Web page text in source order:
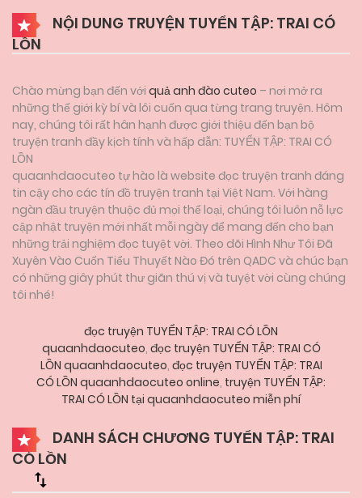
NỘI DUNG TRUYỆN TUYỂN TẬP: TRAI CÓ
LỒN
Chào mừng bạn đến với quả anh đào cuteo – nơi mở ra
những thế giới kỳ bí và lôi cuốn qua từng trang truyện. Hôm
nay, chúng tôi rất hân hạnh được giới thiệu đến bạn bộ
truyện tranh đầy kịch tính và hấp dẫn: TUYỂN TẬP: TRAI CÓ
LỒN
quaanhdaocuteo tự hào là website đọc truyện tranh đáng
tin cậy cho các tín đồ truyện tranh tại Việt Nam. Với hàng
ngàn đầu truyện thuộc đủ mọi thể loại, chúng tôi luôn nỗ lực
cập nhật truyện mới nhất mỗi ngày để mang đến cho bạn
những trải nghiệm đọc tuyệt vời. Theo dõi Hình Như Tôi Đã
Xuyên Vào Cuốn Tiểu Thuyết Nào Đó trên QADC và chúc bạn
có những giây phút thư giãn thú vị và tuyệt vời cùng chúng
tôi nhé!
đọc truyện TUYỂN TẬP: TRAI CÓ LỒN
quaanhdaocuteo, đọc truyện TUYỂN TẬP: TRAI CÓ
LỒN quaanhdaocuteo, đọc truyện TUYỂN TẬP: TRAI
CÓ LỒN quaanhdaocuteo online, truyện TUYỂN TẬP:
TRAI CÓ LỒN tại quaanhdaocuteo miễn phí
DANH SÁCH CHƯƠNG TUYỂN TẬP: TRAI
CÓ LỒN